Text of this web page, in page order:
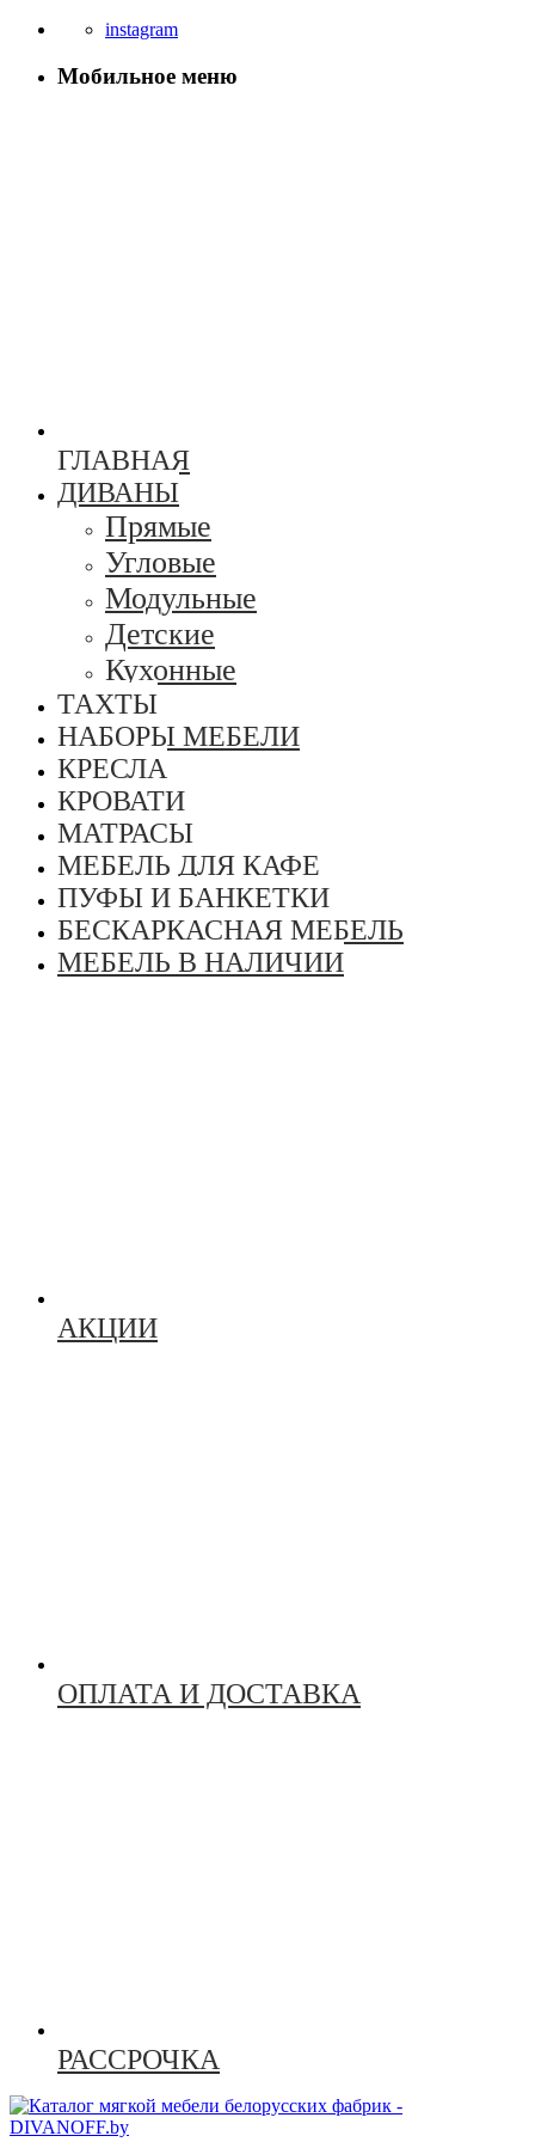
instagram
Мобильное меню
ГЛАВНАЯ
ДИВАНЫ
Прямые
Угловые
Модульные
Детские
Кухонные
ТАХТЫ
НАБОРЫ МЕБЕЛИ
КРЕСЛА
КРОВАТИ
МАТРАСЫ
МЕБЕЛЬ ДЛЯ КАФЕ
ПУФЫ И БАНКЕТКИ
БЕСКАРКАСНАЯ МЕБЕЛЬ
МЕБЕЛЬ В НАЛИЧИИ
АКЦИИ
ОПЛАТА И ДОСТАВКА
РАССРОЧКА